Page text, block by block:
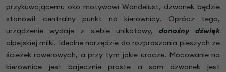
przykuwającemu oko motywowi Wandelust, dzwonek będzie
stanowił centralny punkt na kierownicy. Oprócz tego,
urządzenie wydaje z siebie unikatowy, donośny dźwięk
alpejskiej milki. Idealne narzędzie do rozpraszania pieszych ze
ścieżek rowerowych, a przy tym jakie urocze. Mocowanie na
kierownice jest bajecznie proste a sam dzwonek jest